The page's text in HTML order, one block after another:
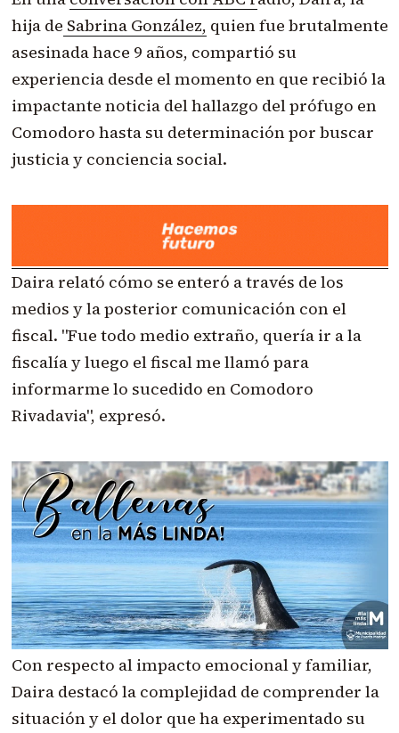
hija de Sabrina González, quien fue brutalmente
asesinada hace 9 años, compartió su
experiencia desde el momento en que recibió la
impactante noticia del hallazgo del prófugo en
Comodoro hasta su determinación por buscar
justicia y conciencia social.
Daira relató cómo se enteró a través de los
medios y la posterior comunicación con el
fiscal. "Fue todo medio extraño, quería ir a la
fiscalía y luego el fiscal me llamó para
informarme lo sucedido enComodoro
Rivadavia", expresó.
Con respecto al impacto emocional y familiar,
Daira destacó la complejidad de comprender la
situación y el dolor que ha experimentado su